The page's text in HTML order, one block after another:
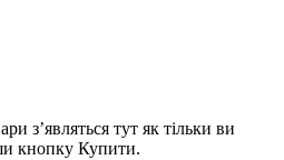
зʼявляться тут як тільки ви
кнопку Купити.